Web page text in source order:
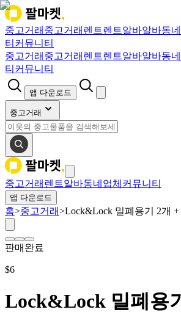
중고거래 중고거래 렌트렌트알바알바동
티 커뮤니티
중고거래 중고거래 렌트렌트알바알바동
티 커뮤니티
앱 다운로드
중고거래
중고거래 렌트알바동네업체 커뮤니티
앱 다운로드
홈>중고거래>Lock&Lock 밀폐용기 2개 +
판매완료
$6
Lock&Lock 밀폐용